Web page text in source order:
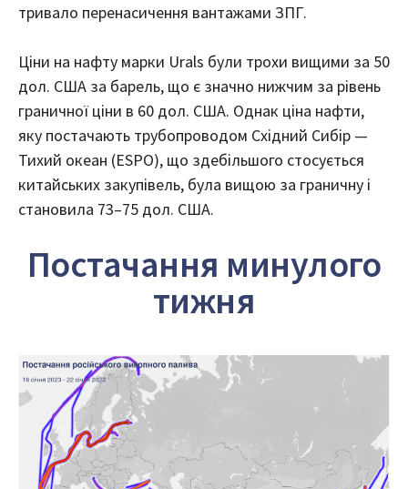
тривало перенасичення вантажами ЗПГ.
Ціни на нафту марки Urals були трохи вищими за 50
дол. США за барель, що є значно нижчим за рівень
граничної ціни в 60 дол. США. Однак ціна нафти,
яку постачають трубопроводом Східний Сибір —
Тихий океан (ESPO), що здебільшого стосується
китайських закупівель, була вищою за граничну і
становила 73–75 дол. США.
Постачання минулого
тижня